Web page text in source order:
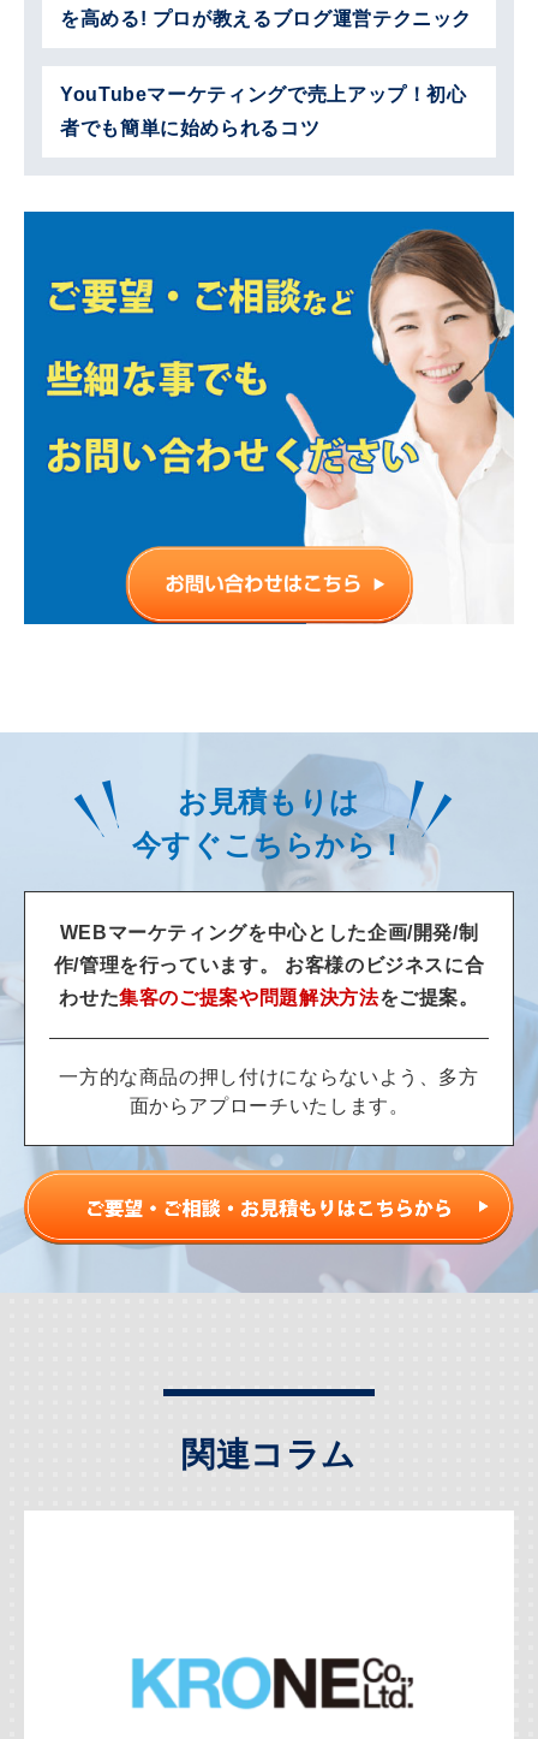
を高める! プロが教えるブログ運営テクニック
YouTubeマーケティングで売上アップ！初心
者でも簡単に始められるコツ
お見積もりは
今すぐこちらから！
WEBマーケティングを中心とした企画/開発/制
作/管理を行っています。
お客様のビジネスに合
わせた集客のご提案や問題解決方法をご提案。
一方的な商品の押し付けにならないよう、多方
面からアプローチいたします。
関連コラム